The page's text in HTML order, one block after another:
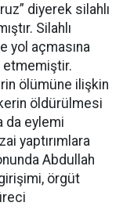
diyerek silahlı
Silahlı
yol açmasına
etmemiştir.
ölümüne ilişkin
öldürülmesi
da eylemi
yaptırımlara
Abdullah
girişimi, örgüt